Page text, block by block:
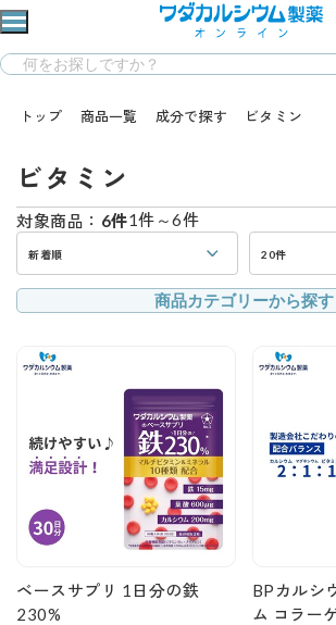
トップ 商品一覧 成分で探す ビタミン
ビタミン
対象商品： 6件1件～6件
20件
新着順
商品カテゴリーから探す
ベースサプリ 1日分の鉄
230%
BPカルシ
ム コラー